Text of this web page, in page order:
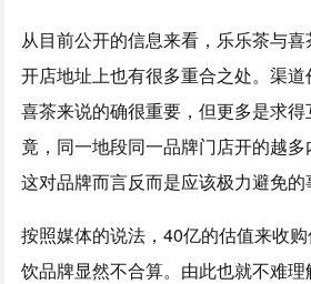
从目前公开的信息来看，乐乐茶与
开店地址上也有很多重合之处。渠
喜茶来说的确很重要，但更多是求
竟，同一地段同一品牌门店开的越多
这对品牌而言反而是应该极力避免的
按照媒体的说法，40亿的估值来收
饮品牌显然不合算。由此也就不难